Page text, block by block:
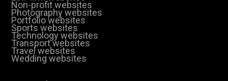
Non-profit websites
Photography websites
Portfolio websites
Sports websites
Technology websites
Transport websites
Travel websites
Wedding websites